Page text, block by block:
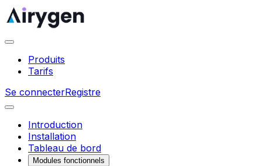
Produits
Tarifs
Se connecterRegistre
Introduction
Installation
Tableau de bord
Modules fonctionnels